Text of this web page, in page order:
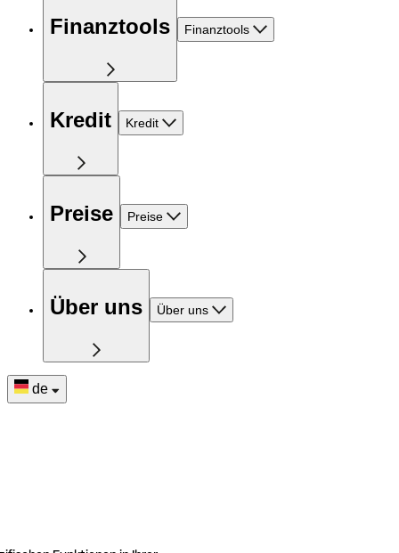
Finanztools Finanztools
Kredit Kredit
Preise Preise
Über uns Über uns
de